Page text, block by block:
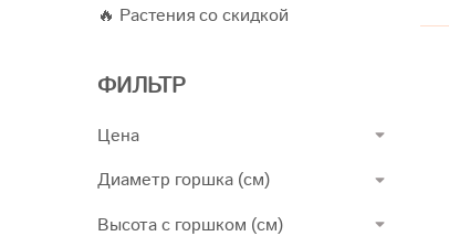
🔥 Растения со скидкой
ФИЛЬТР
Цена
Диаметр горшка (см)
Высота с горшком (см)